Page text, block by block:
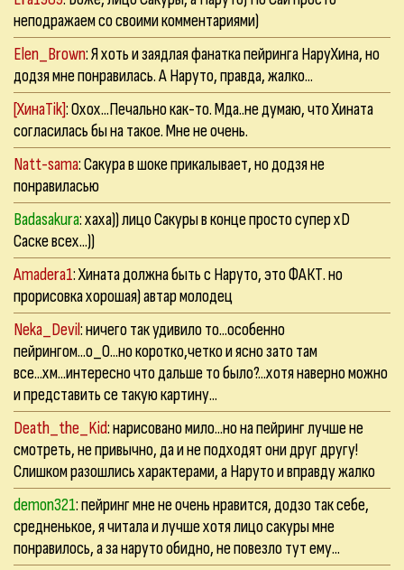
неподражаем со своими комментариями)
Elen_Brown: Я хоть и заядлая фанатка пейринга НаруХина, но
додзя мне понравилась. А Наруто, правда, жалко...
[ХинаTik]: Охох...Печально как-то. Мда..не думаю, что Хината
согласилась бы на такое. Мне не очень.
Natt-sama: Сакура в шоке прикалывает, но додзя не
понравиласью
Badasakura: хаха)) лицо Сакуры в конце просто супер xD
Саске всех...))
Amadera1: Хината должна быть с Наруто, это ФАКТ. но
прорисовка хорошая) автар молодец
Neka_Devil: ничего так удивило то...особенно
пейрингом...о_О...но коротко,четко и ясно зато там
все...хм...интересно что дальше то было?...хотя наверно можно
и представить се такую картину...
Death_the_Kid: нарисовано мило...но на пейринг лучше не
смотреть, не привычно, да и не подходят они друг другу!
Слишком разошлись характерами, а Наруто и вправду жалко
demon321: пейринг мне не очень нравится, додзо так себе,
средненькое, я читала и лучше хотя лицо сакуры мне
понравилось, а за наруто обидно, не повезло тут ему...